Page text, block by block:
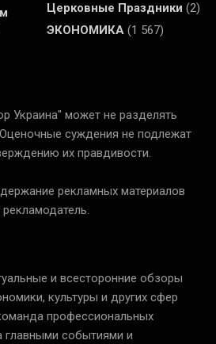
Церковные Праздники (2)
ЭКОНОМИКА (1 567)
Украина" может не разделять
суждения не подлежат
их правдивости.
рекламных материалов
рекламодатель.
и всесторонние обзоры
культуры и других сфер
профессиональных
главными событиями и